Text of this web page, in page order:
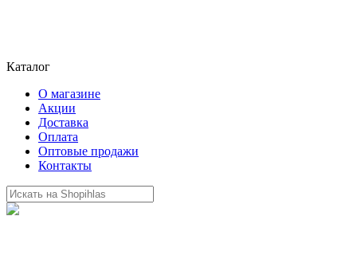
Каталог
О магазине
Акции
Доставка
Оплата
Оптовые продажи
Контакты